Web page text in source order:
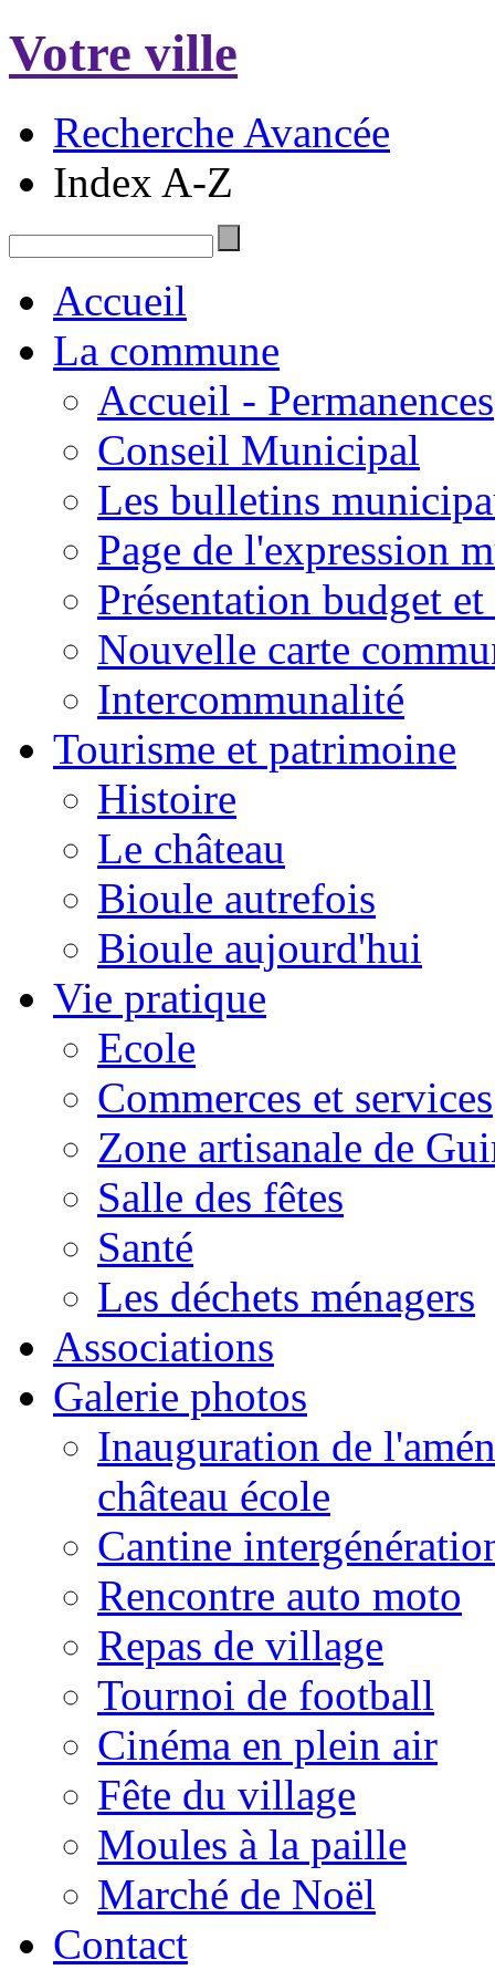
Votre ville
Recherche Avancée
Index A-Z
Accueil
La commune
Accueil - Permanences
Conseil Municipal
Les bulletins
Page de l'expression
Présentation budget
Nouvelle carte
Intercommunalité
Tourisme et patrimoine
Histoire
Le château
Bioule autrefois
Bioule aujourd'hui
Vie pratique
Ecole
Commerces et services
Zone artisanale de
Salle des fêtes
Santé
Les déchets ménagers
Associations
Galerie photos
Inauguration de
château école
Cantine
Rencontre auto moto
Repas de village
Tournoi de football
Cinéma en plein air
Fête du village
Moules à la paille
Marché de Noël
Contact